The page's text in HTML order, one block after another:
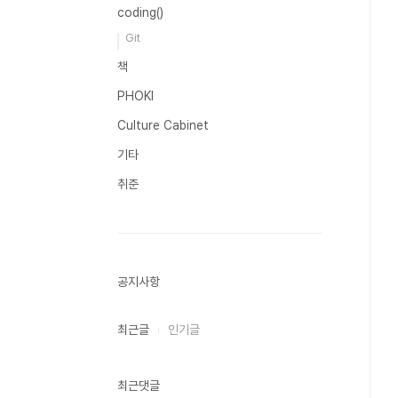
coding()
Git
책
PHOKI
Culture Cabinet
기타
취준
공지사항
최근글 인기글
최근댓글